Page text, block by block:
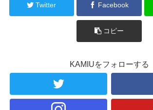
Twitter Facebook
コピー
KAMIUをフォローする